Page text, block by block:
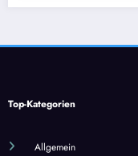
Top-Kategorien
Allgemein